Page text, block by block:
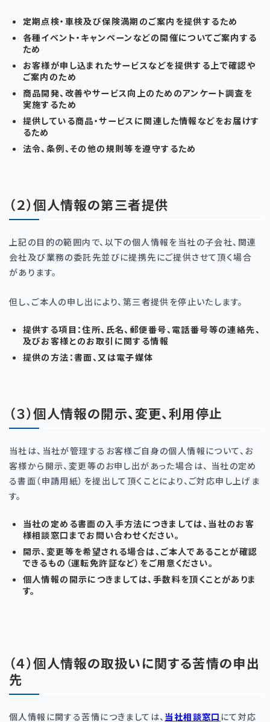
定期点検・車検及び保険満期のご案内を提供するため
各種イベント・キャンペーンなどの開催についてご案内する
ため
お客様が申し込まれたサービスなどを提供する上で確認や
ご案内のため
商品開発、改善やサービス向上のためのアンケート調査を
実施するため
提供している商品・サービスに関連した情報などをお届けす
るため
法令、条例、その他の規則等を遵守するため
（２）個人情報の第三者提供
上記の目的の範囲内で、以下の個人情報を当社の子会社、関連
会社及び業務の委託先並びに提携先にご提供させて頂く場合
があります。
但し、ご本人の申し出により、第三者提供を停止いたします。
提供する項目：住所、氏名、郵便番号、電話番号等の連絡先、
及びお客様とのお取引に関する情報
提供の方法：書面、又は電子媒体
（３）個人情報の開示、変更、利用停止
当社は、当社が管理するお客様ご自身の個人情報について、お
客様から開示、変更等のお申し出があった場合は、 当社の定め
る書面（申請用紙）を提出して頂くことにより、ご対応申し上げま
す。
当社の定める書面の入手方法につきましては、当社のお客
様相談窓口までお問い合わせください。
開示、変更等を希望される場合は、ご本人であることが確認
できるもの（運転免許証など）をご用意ください。
個人情報の開示につきましては、手数料を頂くことがありま
す。
（４）個人情報の取扱いに関する苦情の申出
先
個人情報に関する苦情につきましては、 当社相談窓口 にて対応